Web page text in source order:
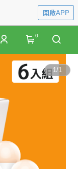
開啟APP
0
1/1